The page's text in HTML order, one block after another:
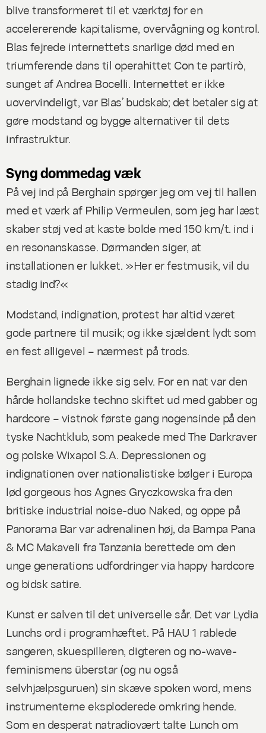
blive transformeret til et værktøj for en
accelererende kapitalisme, overvågning og kontrol.
Blas fejrede internettets snarlige død med en
triumferende dans til operahittet Con te partirò,
sunget af Andrea Bocelli. Internettet er ikke
uovervindeligt, var Blas’ budskab; det betaler sig at
gøre modstand og bygge alternativer til dets
infrastruktur.
Syng dommedag væk
På vej ind på Berghain spørger jeg om vej til hallen
med et værk af Philip Vermeulen, som jeg har læst
skaber støj ved at kaste bolde med 150 km/t. ind i
en resonanskasse. Dørmanden siger, at
installationen er lukket. »Her er festmusik, vil du
stadig ind?«
Modstand, indignation, protest har altid været
gode partnere til musik; og ikke sjældent lydt som
en fest alligevel – nærmest på trods.
Berghain lignede ikke sig selv. For en nat var den
hårde hollandske techno skiftet ud med gabber og
hardcore – vistnok første gang nogensinde på den
tyske Nachtklub, som peakede med The Darkraver
og polske Wixapol S.A. Depressionen og
indignationen over nationalistiske bølger i Europa
lød gorgeous hos Agnes Gryczkowska fra den
britiske industrial noise-duo Naked, og oppe på
Panorama Bar var adrenalinen høj, da Bampa Pana
& MC Makaveli fra Tanzania berettede om den
unge generations udfordringer via happy hardcore
og bidsk satire.
Kunst er salven til det universelle sår. Det var Lydia
Lunchs ord i programhæftet. På HAU 1 rablede
sangeren, skuespilleren, digteren og no-wave-
feminismens überstar (og nu også
selvhjælpsguruen) sin skæve spoken word, mens
instrumenterne eksploderede omkring hende.
Som en desperat natradiovært talte Lunch om